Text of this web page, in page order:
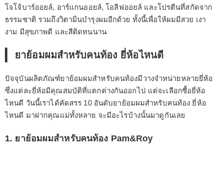
โจโจ้บาร์ออยล์, อาร์แกนออยล์, โอลีฟออยล์ และโปรตีนที่สกัดจาก
ธรรมชาติ รวมถึงวิตามินบำรุงผมอีกด้วย ทั้งนี้เพื่อให้ผมมีสวย เงา
งาม มีสุขภาพดี และสีติดทนนาน
ยาย้อมผมสำหรับคนท้อง ยี่ห้อไหนดี
ปัจจุบันผลิตภัณฑ์ยาย้อมผมสำหรับคนท้องมีวางจำหน่ายหลายยี่ห้อ
ซึ่งแต่ละยี่ห้อมีคุณสมบัติที่แตกต่างกันออกไป แต่จะเลือกซื้อยี่ห้อ
ไหนดี วันนี้เราได้คัดสรร 10 อันดับยาย้อมผมสำหรับคนท้อง ยี่ห้อ
ไหนดี มาฝากคุณแม่ทั้งหลาย จะมีอะไรบ้างนั้นมาดูกันเลย
1. ยาย้อมผมสำหรับคนท้อง Pam&Roy